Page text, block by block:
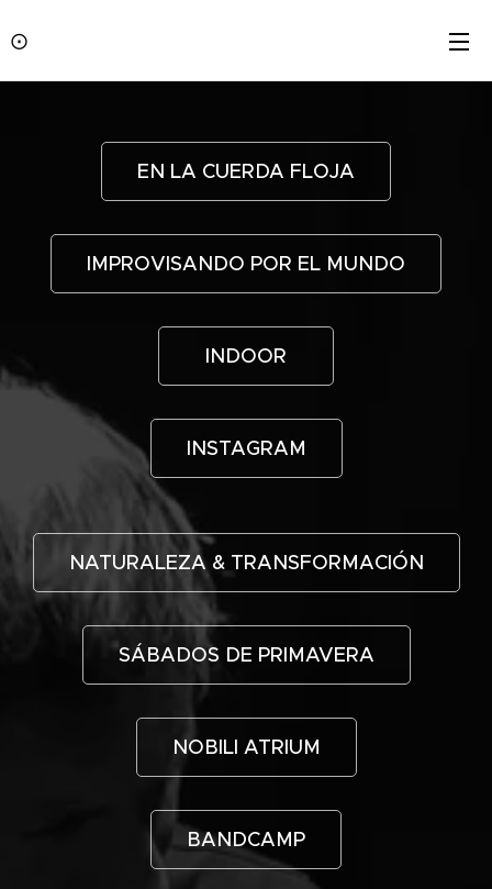
⨀
EN LA CUERDA FLOJA
IMPROVISANDO POR EL MUNDO
INDOOR
INSTAGRAM
NATURALEZA & TRANSFORMACIÓN
SÁBADOS DE PRIMAVERA
NOBILI ATRIUM
BANDCAMP